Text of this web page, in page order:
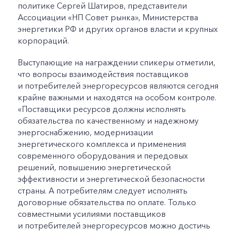
политике Сергей Шатиров, представители
Ассоциации «НП Совет рынка», Министерства
энергетики РФ и других органов власти и крупных
корпораций.
Выступающие на награждении спикеры отметили,
что вопросы взаимодействия поставщиков
и потребителей энергоресурсов являются сегодня
крайне важными и находятся на особом контроле.
«Поставщики ресурсов должны исполнять
обязательства по качественному и надежному
энергоснабжению, модернизации
энергетического комплекса и применения
современного оборудования и передовых
решений, повышению энергетической
эффективности и энергетической безопасности
страны. А потребителям следует исполнять
договорные обязательства по оплате. Только
совместными усилиями поставщиков
и потребителей энергоресурсов можно достичь